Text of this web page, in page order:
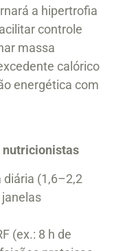
a hipertrofia
controle
massa
calórico
energética com
nutricionistas
diária (1,6–2,2
(ex.: 8 h de